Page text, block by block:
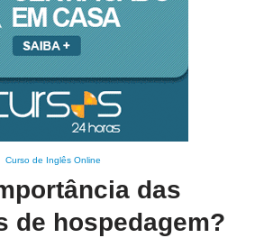
Curso de Inglês Online
das
de hospedagem?